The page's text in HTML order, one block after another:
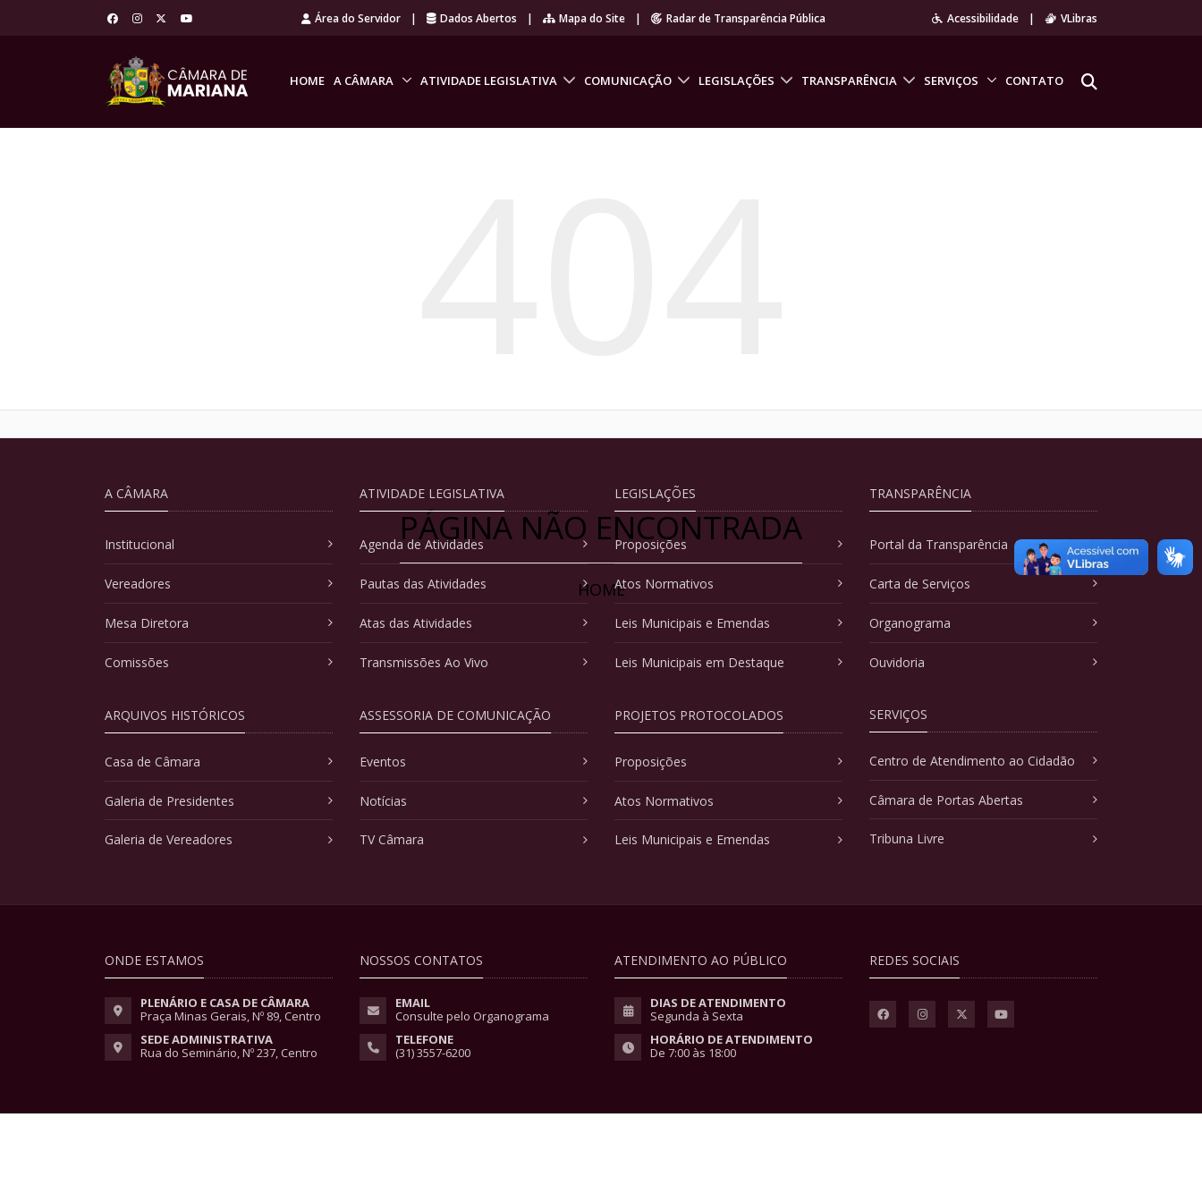
Área do Servidor | Dados Abertos | Mapa do Site | Radar de Transparência Pública Acessibilidade | VLibras
HOME A CÂMARA ATIVIDADE LEGISLATIVA COMUNICAÇÃO LEGISLAÇÕES TRANSPARÊNCIA SERVIÇOS CONTATO
PÁGINA NÃO ENCONTRADA
HOME
A CÂMARA
Institucional
Vereadores
Mesa Diretora
Comissões
ARQUIVOS HISTÓRICOS
Casa de Câmara
Galeria de Presidentes
Galeria de Vereadores
ATIVIDADE LEGISLATIVA
Agenda de Atividades
Pautas das Atividades
Atas das Atividades
Transmissões Ao Vivo
ASSESSORIA DE COMUNICAÇÃO
Eventos
Notícias
TV Câmara
LEGISLAÇÕES
Proposições
Atos Normativos
Leis Municipais e Emendas
Leis Municipais em Destaque
PROJETOS PROTOCOLADOS
Proposições
Atos Normativos
Leis Municipais e Emendas
TRANSPARÊNCIA
Portal da Transparência
Carta de Serviços
Organograma
Ouvidoria
SERVIÇOS
Centro de Atendimento ao Cidadão
Câmara de Portas Abertas
Tribuna Livre
ONDE ESTAMOS
PLENÁRIO E CASA DE CÂMARA
Praça Minas Gerais, Nº 89, Centro
SEDE ADMINISTRATIVA
Rua do Seminário, Nº 237, Centro
NOSSOS CONTATOS
EMAIL
Consulte pelo Organograma
TELEFONE
(31) 3557-6200
ATENDIMENTO AO PÚBLICO
DIAS DE ATENDIMENTO
Segunda à Sexta
HORÁRIO DE ATENDIMENTO
De 7:00 às 18:00
REDES SOCIAIS